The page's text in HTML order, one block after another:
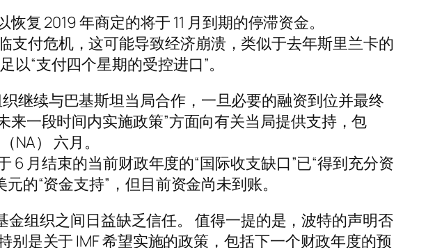
复 2019 年商定的将于 11 月到期的停滞资金。
付危机，这可能导致经济崩溃，类似于去年斯里兰卡的
“支付四个星期的受控进口”。
继续与巴基斯坦当局合作，一旦必要的融资到位并最终
一段时间内实施政策”方面向有关当局提供支持，包
NA） 六月。
月结束的当前财政年度的“国际收支缺口”已“得到充分资
的“资金支持”，但目前资金尚未到账。
组织之间日益缺乏信任。 值得一提的是，波特的声明否
是关于 IMF 希望实施的政策，包括下一个财政年度的预